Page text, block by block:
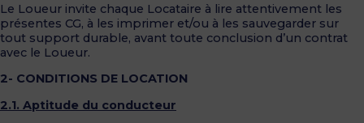
Le Loueur invite chaque Locataire à lire attentivement les
présentes CG, à les imprimer et/ou à les sauvegarder sur
tout support durable, avant toute conclusion d’un contrat
avec le Loueur.
2- CONDITIONS DE LOCATION
2.1. Aptitude du conducteur